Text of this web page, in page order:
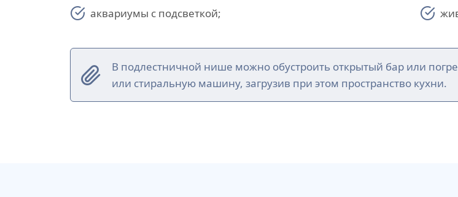
аквариумы с подсветкой;
В подлестничной нише можно обустроить открытый бар или
или стиральную машину, загрузив при этом пространство кухни.